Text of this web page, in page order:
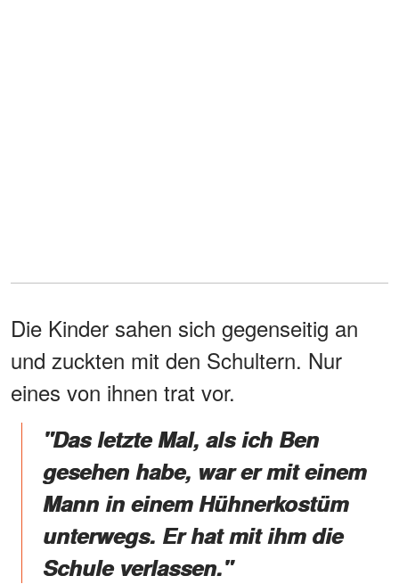
Die Kinder sahen sich gegenseitig an
und zuckten mit den Schultern. Nur
eines von ihnen trat vor.
"Das letzte Mal, als ich Ben
gesehen habe, war er mit einem
Mann in einem Hühnerkostüm
unterwegs. Er hat mit ihm die
Schule verlassen."